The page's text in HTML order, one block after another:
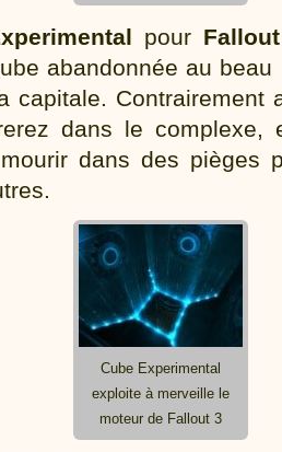
pour
abandonnée au
capitale. Contrairement
dans le complexe,
dans des pièges
Cube Experimental
exploite à merveille le
moteur de Fallout 3